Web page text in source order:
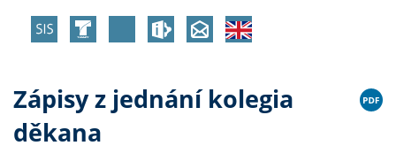
Zápisy z jednání kolegia
děkana